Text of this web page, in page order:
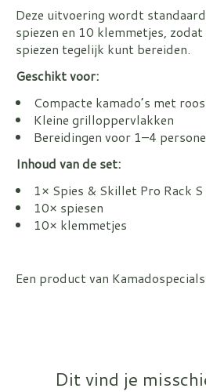
Deze uitvoering wordt
spiezen en 10 klemmetjes,
spiezen tegelijk kunt bereiden.
Geschikt voor:
Compacte kamado’s met
Kleine grilloppervlakken
Bereidingen voor 1–4
Inhoud van de set:
1× Spies & Skillet Pro Rack
10× spiesen
10× klemmetjes
Een product van
Dit vind je